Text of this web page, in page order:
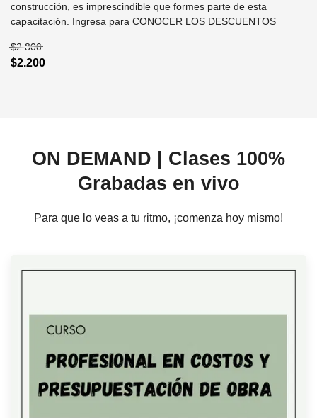
construcción, es imprescindible que formes parte de esta
capacitación. Ingresa para CONOCER LOS DESCUENTOS
$2.800
$2.200
ON DEMAND | Clases 100%
Grabadas en vivo
Para que lo veas a tu ritmo, ¡comenza hoy mismo!